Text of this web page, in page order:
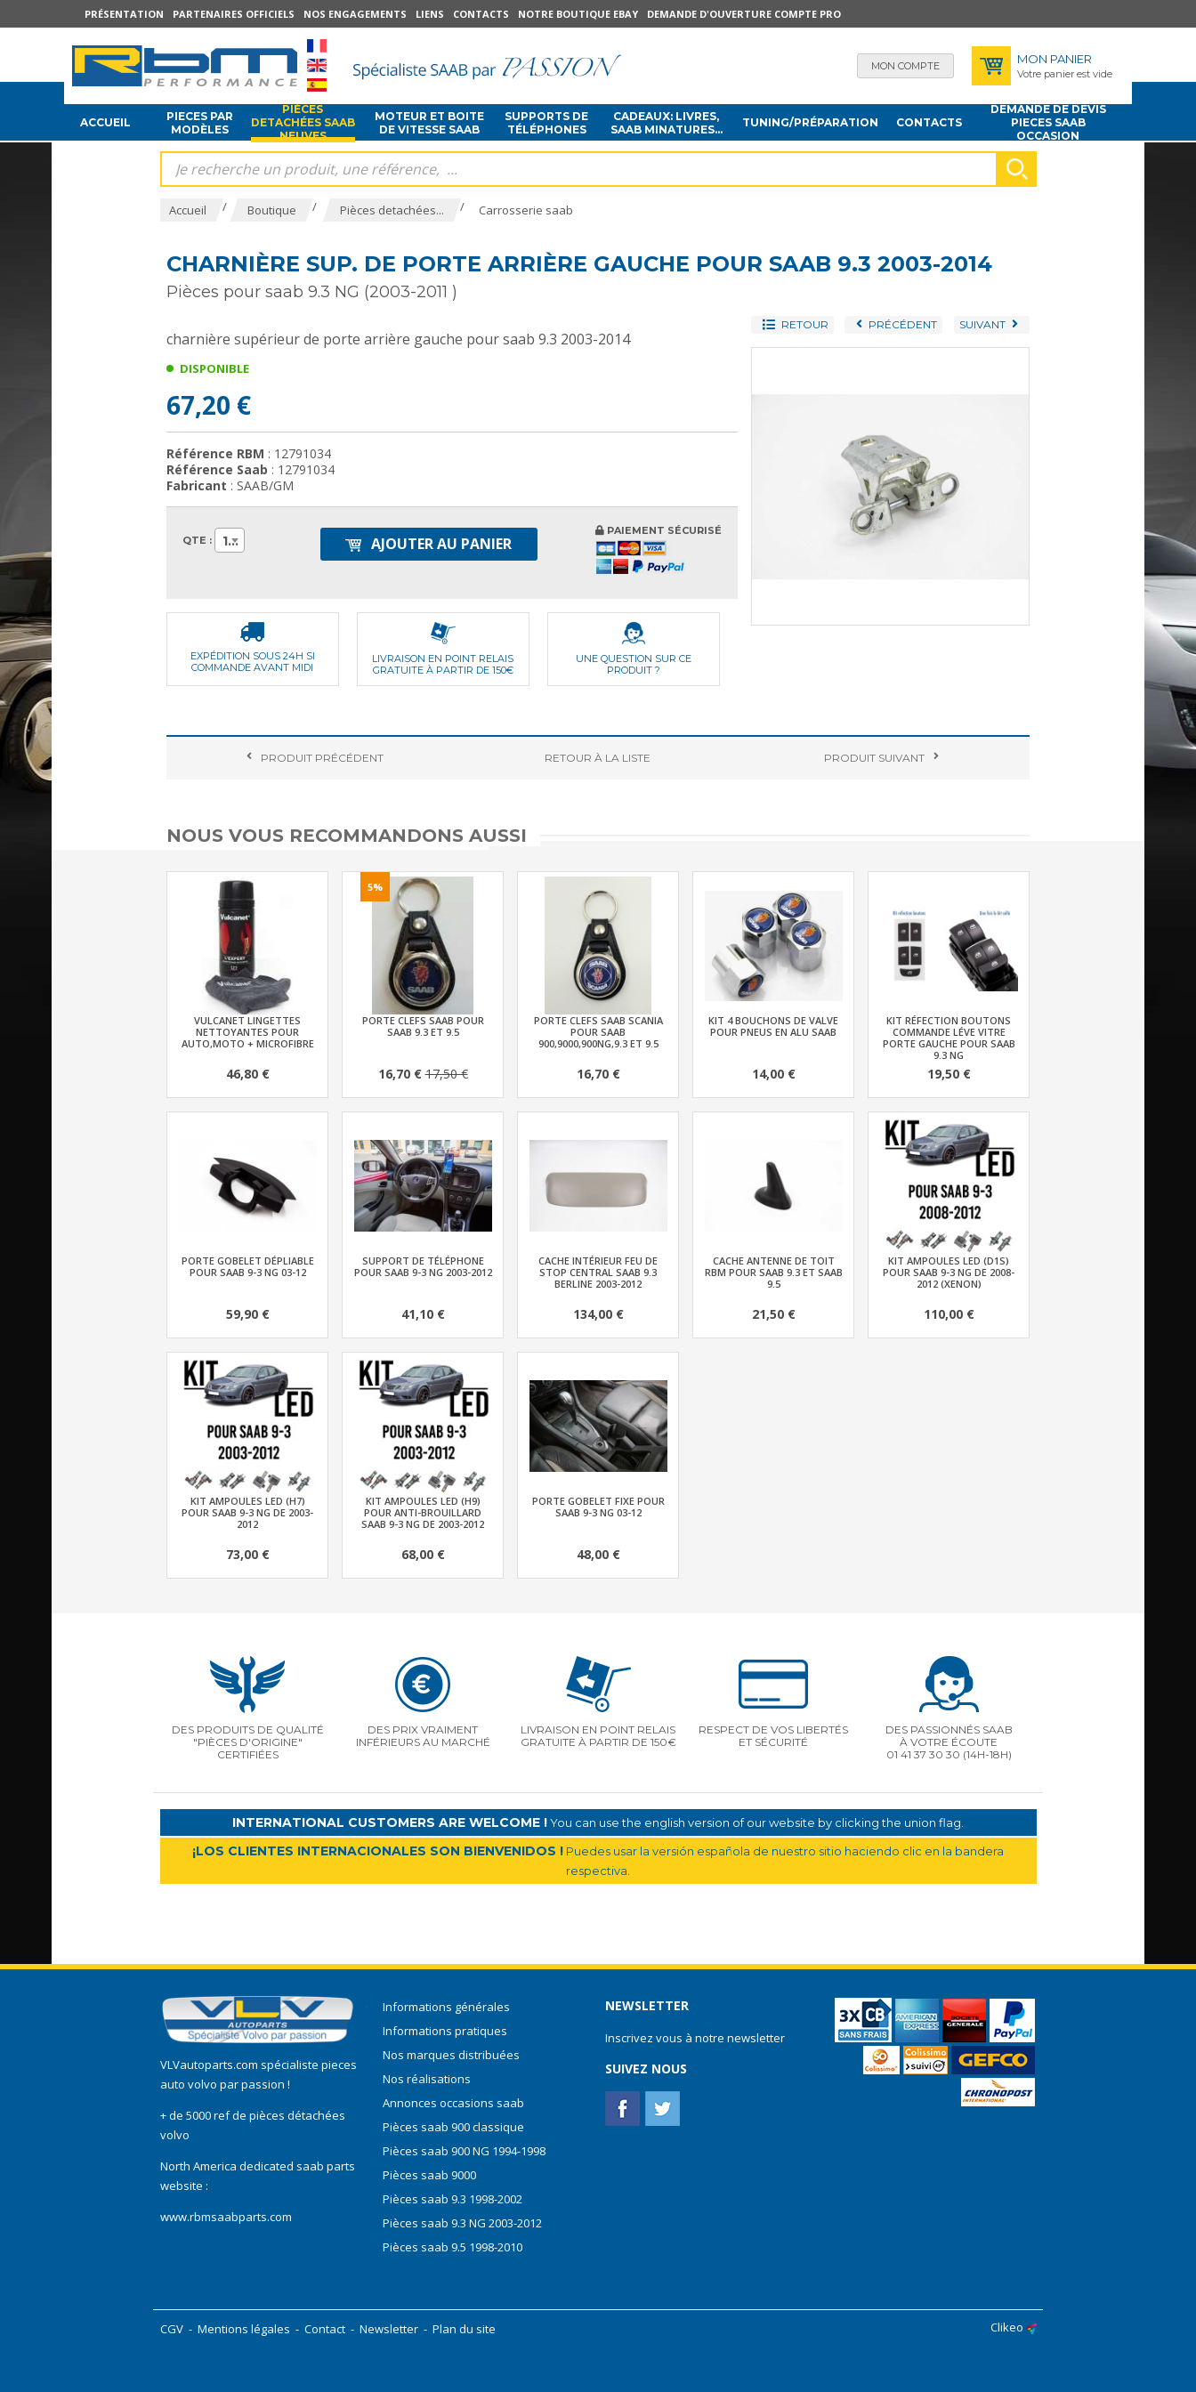
PRÉSENTATION PARTENAIRES OFFICIELS NOS ENGAGEMENTS LIENS CONTACTS NOTRE BOUTIQUE EBAY DEMANDE D'OUVERTURE COMPTE PRO
MON COMPTE MON PANIER
Votre panier est vide
ACCUEIL
PIECES PAR
MODÈLES
PIÈCES
DETACHÉES SAAB
NEUVES
MOTEUR ET BOITE
DE VITESSE SAAB
SUPPORTS DE
TÉLÉPHONES
CADEAUX: LIVRES,
SAAB MINATURES...
TUNING/PRÉPARATION CONTACTS
DEMANDE DE DEVIS
PIECES SAAB
OCCASION
Accueil / Boutique / Pièces detachées... / Carrosserie saab
CHARNIÈRE SUP. DE PORTE ARRIÈRE GAUCHE POUR SAAB 9.3 2003-2014
Pièces pour saab 9.3 NG (2003-2011 )
RETOUR PRÉCÉDENT SUIVANT
charnière supérieur de porte arrière gauche pour saab 9.3 2003-2014
DISPONIBLE
67,20 €
Référence RBM : 12791034
Référence Saab : 12791034
Fabricant : SAAB/GM
QTE : 1 AJOUTER AU PANIER
PAIEMENT SÉCURISÉ
EXPÉDITION SOUS 24H SI
COMMANDE AVANT MIDI
LIVRAISON EN POINT RELAIS
GRATUITE À PARTIR DE 150€
UNE QUESTION SUR CE
PRODUIT ?
PRODUIT PRÉCÉDENT RETOUR À LA LISTE PRODUIT SUIVANT
NOUS VOUS RECOMMANDONS AUSSI
VULCANET LINGETTES
NETTOYANTES POUR
AUTO,MOTO + MICROFIBRE
46,80 €
5%
PORTE CLEFS SAAB POUR
SAAB 9.3 ET 9.5
16,70 €17,50 €
PORTE CLEFS SAAB SCANIA
POUR SAAB
900,9000,900NG,9.3 ET 9.5
16,70 €
KIT 4 BOUCHONS DE VALVE
POUR PNEUS EN ALU SAAB
14,00 €
KIT RÉFECTION BOUTONS
COMMANDE LÉVE VITRE
PORTE GAUCHE POUR SAAB
9.3 NG
19,50 €
PORTE GOBELET DÉPLIABLE
POUR SAAB 9-3 NG 03-12
59,90 €
SUPPORT DE TÉLÉPHONE
POUR SAAB 9-3 NG 2003-2012
41,10 €
CACHE INTÉRIEUR FEU DE
STOP CENTRAL SAAB 9.3
BERLINE 2003-2012
134,00 €
CACHE ANTENNE DE TOIT
RBM POUR SAAB 9.3 ET SAAB
9.5
21,50 €
KIT AMPOULES LED (D1S)
POUR SAAB 9-3 NG DE 2008-
2012 (XENON)
110,00 €
KIT AMPOULES LED (H7)
POUR SAAB 9-3 NG DE 2003-
2012
73,00 €
KIT AMPOULES LED (H9)
POUR ANTI-BROUILLARD
SAAB 9-3 NG DE 2003-2012
68,00 €
PORTE GOBELET FIXE POUR
SAAB 9-3 NG 03-12
48,00 €
DES PRODUITS DE QUALITÉ
"PIÈCES D'ORIGINE"
CERTIFIÉES
DES PRIX VRAIMENT
INFÉRIEURS AU MARCHÉ
LIVRAISON EN POINT RELAIS
GRATUITE À PARTIR DE 150€
RESPECT DE VOS LIBERTÉS
ET SÉCURITÉ
DES PASSIONNÉS SAAB
À VOTRE ÉCOUTE
01 41 37 30 30 (14H-18H)
INTERNATIONAL CUSTOMERS ARE WELCOME !You can use the english version of our website by clicking the union flag.
¡LOS CLIENTES INTERNACIONALES SON BIENVENIDOS ! Puedes usar la versión española de nuestro sitio haciendo clic en la bandera
respectiva.
VLVautoparts.com spécialiste pieces
auto volvo par passion !
+ de 5000 ref de pièces détachées
volvo
North America dedicated saab parts
website :
www.rbmsaabparts.com
Informations générales
Informations pratiques
Nos marques distribuées
Nos réalisations
Annonces occasions saab
Pièces saab 900 classique
Pièces saab 900 NG 1994-1998
Pièces saab 9000
Pièces saab 9.3 1998-2002
Pièces saab 9.3 NG 2003-2012
Pièces saab 9.5 1998-2010
NEWSLETTER
Inscrivez vous à notre newsletter
SUIVEZ NOUS
CGV- Mentions légales - Contact- Newsletter- Plan du site Clikeo